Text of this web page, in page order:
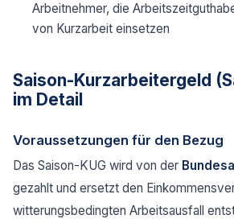
Arbeitnehmer, die
von Kurzarbeit einsetzen
Saison-Kurzarbeitergeld
im Detail
Voraussetzungen für den Bezug
Das Saison-KUG wird von der
gezahlt und ersetzt den
witterungsbedingten Arbeitsausfall